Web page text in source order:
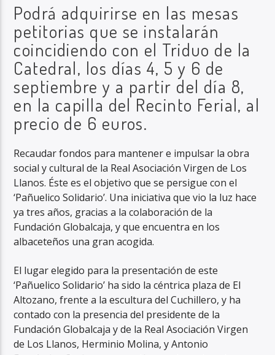
Podrá adquirirse en las mesas
petitorias que se instalarán
coincidiendo con el Triduo de la
Catedral, los días 4, 5 y 6 de
septiembre y a partir del día 8,
en la capilla del Recinto Ferial, al
precio de 6 euros.
Recaudar fondos para mantener e impulsar la obra
social y cultural de la Real Asociación Virgen de Los
Llanos. Éste es el objetivo que se persigue con el
‘Pañuelico Solidario’. Una iniciativa que vio la luz hace
ya tres años, gracias a la colaboración de la
Fundación Globalcaja, y que encuentra en los
albaceteños una gran acogida.
El lugar elegido para la presentación de este
‘Pañuelico Solidario’ ha sido la céntrica plaza de El
Altozano, frente a la escultura del Cuchillero, y ha
contado con la presencia del presidente de la
Fundación Globalcaja y de la Real Asociación Virgen
de Los Llanos, Herminio Molina, y Antonio